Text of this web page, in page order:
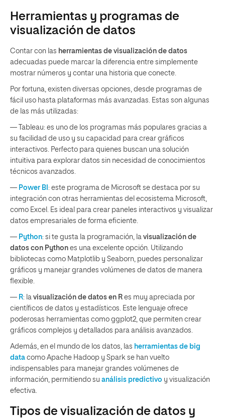
Herramientas y programas de
visualización de datos
Contar con las herramientas de visualización de datos
adecuadas puede marcar la diferencia entre simplemente
mostrar números y contar una historia que conecte.
Por fortuna, existen diversas opciones, desde programas de
fácil uso hasta plataformas más avanzadas. Estas son algunas
de las más utilizadas:
— Tableau: es uno de los programas más populares gracias a
su facilidad de uso y su capacidad para crear gráficos
interactivos. Perfecto para quienes buscan una solución
intuitiva para explorar datos sin necesidad de conocimientos
técnicos avanzados.
— Power BI : este programa de Microsoft se destaca por su
integración con otras herramientas del ecosistema Microsoft,
como Excel. Es ideal para crear paneles interactivos y visualizar
datos empresariales de forma eficiente.
— Python: si te gusta la programación, la visualización de
datos con Python es una excelente opción. Utilizando
bibliotecas como Matplotlib y Seaborn, puedes personalizar
gráficos y manejar grandes volúmenes de datos de manera
flexible.
— R: la visualización de datos en R es muy apreciada por
científicos de datos y estadísticos. Este lenguaje ofrece
poderosas herramientas como ggplot2, que permiten crear
gráficos complejos y detallados para análisis avanzados.
Además, en el mundo de los datos, las herramientas de big
data como Apache Hadoop y Spark se han vuelto
indispensables para manejar grandes volúmenes de
información, permitiendo su análisis predictivo y visualización
efectiva.
Tipos de visualización de datos y